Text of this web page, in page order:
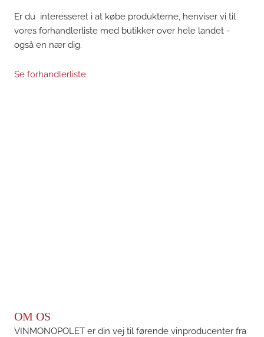
Er du interesseret i at købe produkterne, henviser vi til
vores forhandlerliste med butikker over hele landet -
også en nær dig.
Se forhandlerliste
OM OS
VINMONOPOLET er din vej til førende vinproducenter fra